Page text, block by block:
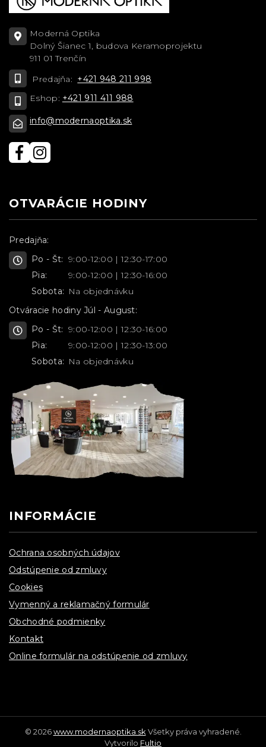
Moderná Optika
Dolný Šianec 1, budova Keramoprojektu
911 01 Trenčín
Predajňa: +421 948 211 998
Eshop: +421 911 411 988
info@modernaoptika.sk
OTVARÁCIE HODINY
Predajňa:
Po - Št: 9:00-12:00 | 12:30-17:00
Pia:
9:00-12:00 | 12:30-16:00
Sobota: Na objednávku
Otváracie hodiny Júl - August:
Po - Št: 9:00-12:00 | 12:30-16:00
Pia:
9:00-12:00 | 12:30-13:00
Sobota: Na objednávku
INFORMÁCIE
Ochrana osobných údajov
Odstúpenie od zmluvy
Cookies
Vymenný a reklamačný formulár
Obchodné podmienky
Kontakt
Online formulár na odstúpenie od zmluvy
© 2026www.modernaoptika.sk Všetky práva vyhradené.
Vytvorilo Fultio